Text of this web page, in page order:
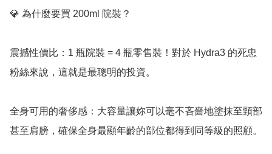
💎 為什麼要買 200ml 院裝？
震撼性價比：1 瓶院裝 = 4 瓶零售裝！對於 Hydra3 的死忠
粉絲來說，這就是最聰明的投資。
全身可用的奢侈感：大容量讓妳可以毫不吝嗇地塗抹至頸部
甚至肩膀，確保全身最顯年齡的部位都得到同等級的照顧。